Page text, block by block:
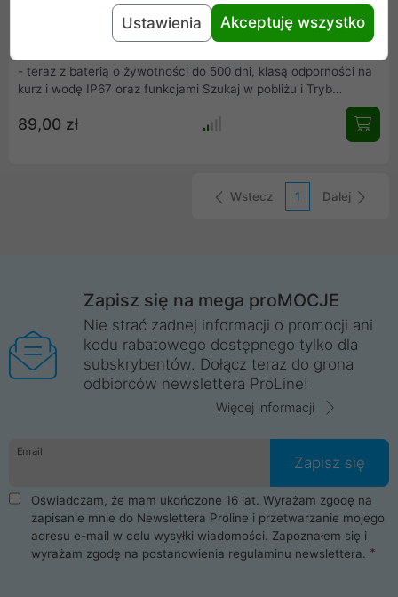
Miej wszystko pod kontrolą. Łatwo lokalizuj ważne przedmioty i
- teraz z baterią o żywotności do 500 dni, klasą odporności na
kurz i wodę IP67 oraz funkcjami Szukaj w pobliżu i Tryb
Zgubione urządzenie, które ułatwiają intuicyjne wyszukiwanie.
89,00 zł
Wstecz 1 Dalej
Zapisz się na mega proMOCJE
Nie strać żadnej informacji o promocji ani
kodu rabatowego dostępnego tylko dla
subskrybentów. Dołącz teraz do grona
odbiorców newslettera ProLine!
Więcej informacji
Email
Zapisz się
Oświadczam, że mam ukończone 16 lat. Wyrażam zgodę na
zapisanie mnie do Newslettera Proline i przetwarzanie mojego
adresu e-mail w celu wysyłki wiadomości. Zapoznałem się i
wyrażam zgodę na postanowienia regulaminu newslettera.
Ustawienia Akceptuję wszystko